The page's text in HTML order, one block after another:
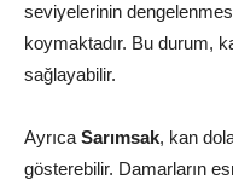
seviyelerinin
koymaktadır. Bu durum,
sağlayabilir.
Ayrıca Sarımsak, kan
gösterebilir. Damarların